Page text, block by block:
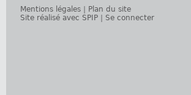
Mentions légales | Plan du site
Site réalisé avec SPIP | Se connecter